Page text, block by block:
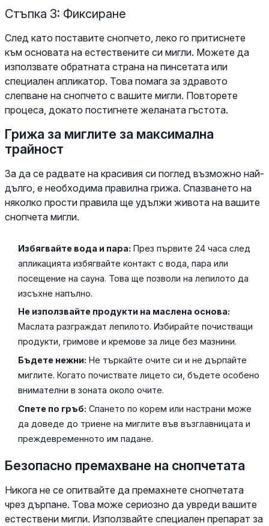
Стъпка 3: Фиксиране
След като поставите снопчето, леко го притиснете
към основата на естествените си мигли. Можете да
използвате обратната страна на пинсетата или
специален апликатор. Това помага за здравото
слепване на снопчето с вашите мигли. Повторете
процеса, докато постигнете желаната гъстота.
Грижа за миглите за максимална
трайност
За да се радвате на красивия си поглед възможно най-
дълго, е необходима правилна грижа. Спазването на
няколко прости правила ще удължи живота на вашите
снопчета мигли.
Избягвайте вода и пара: През първите 24 часа след
апликацията избягвайте контакт с вода, пара или
посещение на сауна. Това ще позволи на лепилото да
изсъхне напълно.
Не използвайте продукти на маслена основа:
Маслата разграждат лепилото. Избирайте почистващи
продукти, гримове и кремове за лице без мазнини.
Бъдете нежни: Не търкайте очите си и не дърпайте
миглите. Когато почиствате лицето си, бъдете особено
внимателни в зоната около очите.
Спете по гръб: Спането по корем или настрани може
да доведе до триене на миглите във възглавницата и
преждевременното им падане.
Безопасно премахване на снопчетата
Никога не се опитвайте да премахнете снопчетата
чрез дърпане. Това може сериозно да увреди вашите
естествени мигли. Използвайте специален препарат за